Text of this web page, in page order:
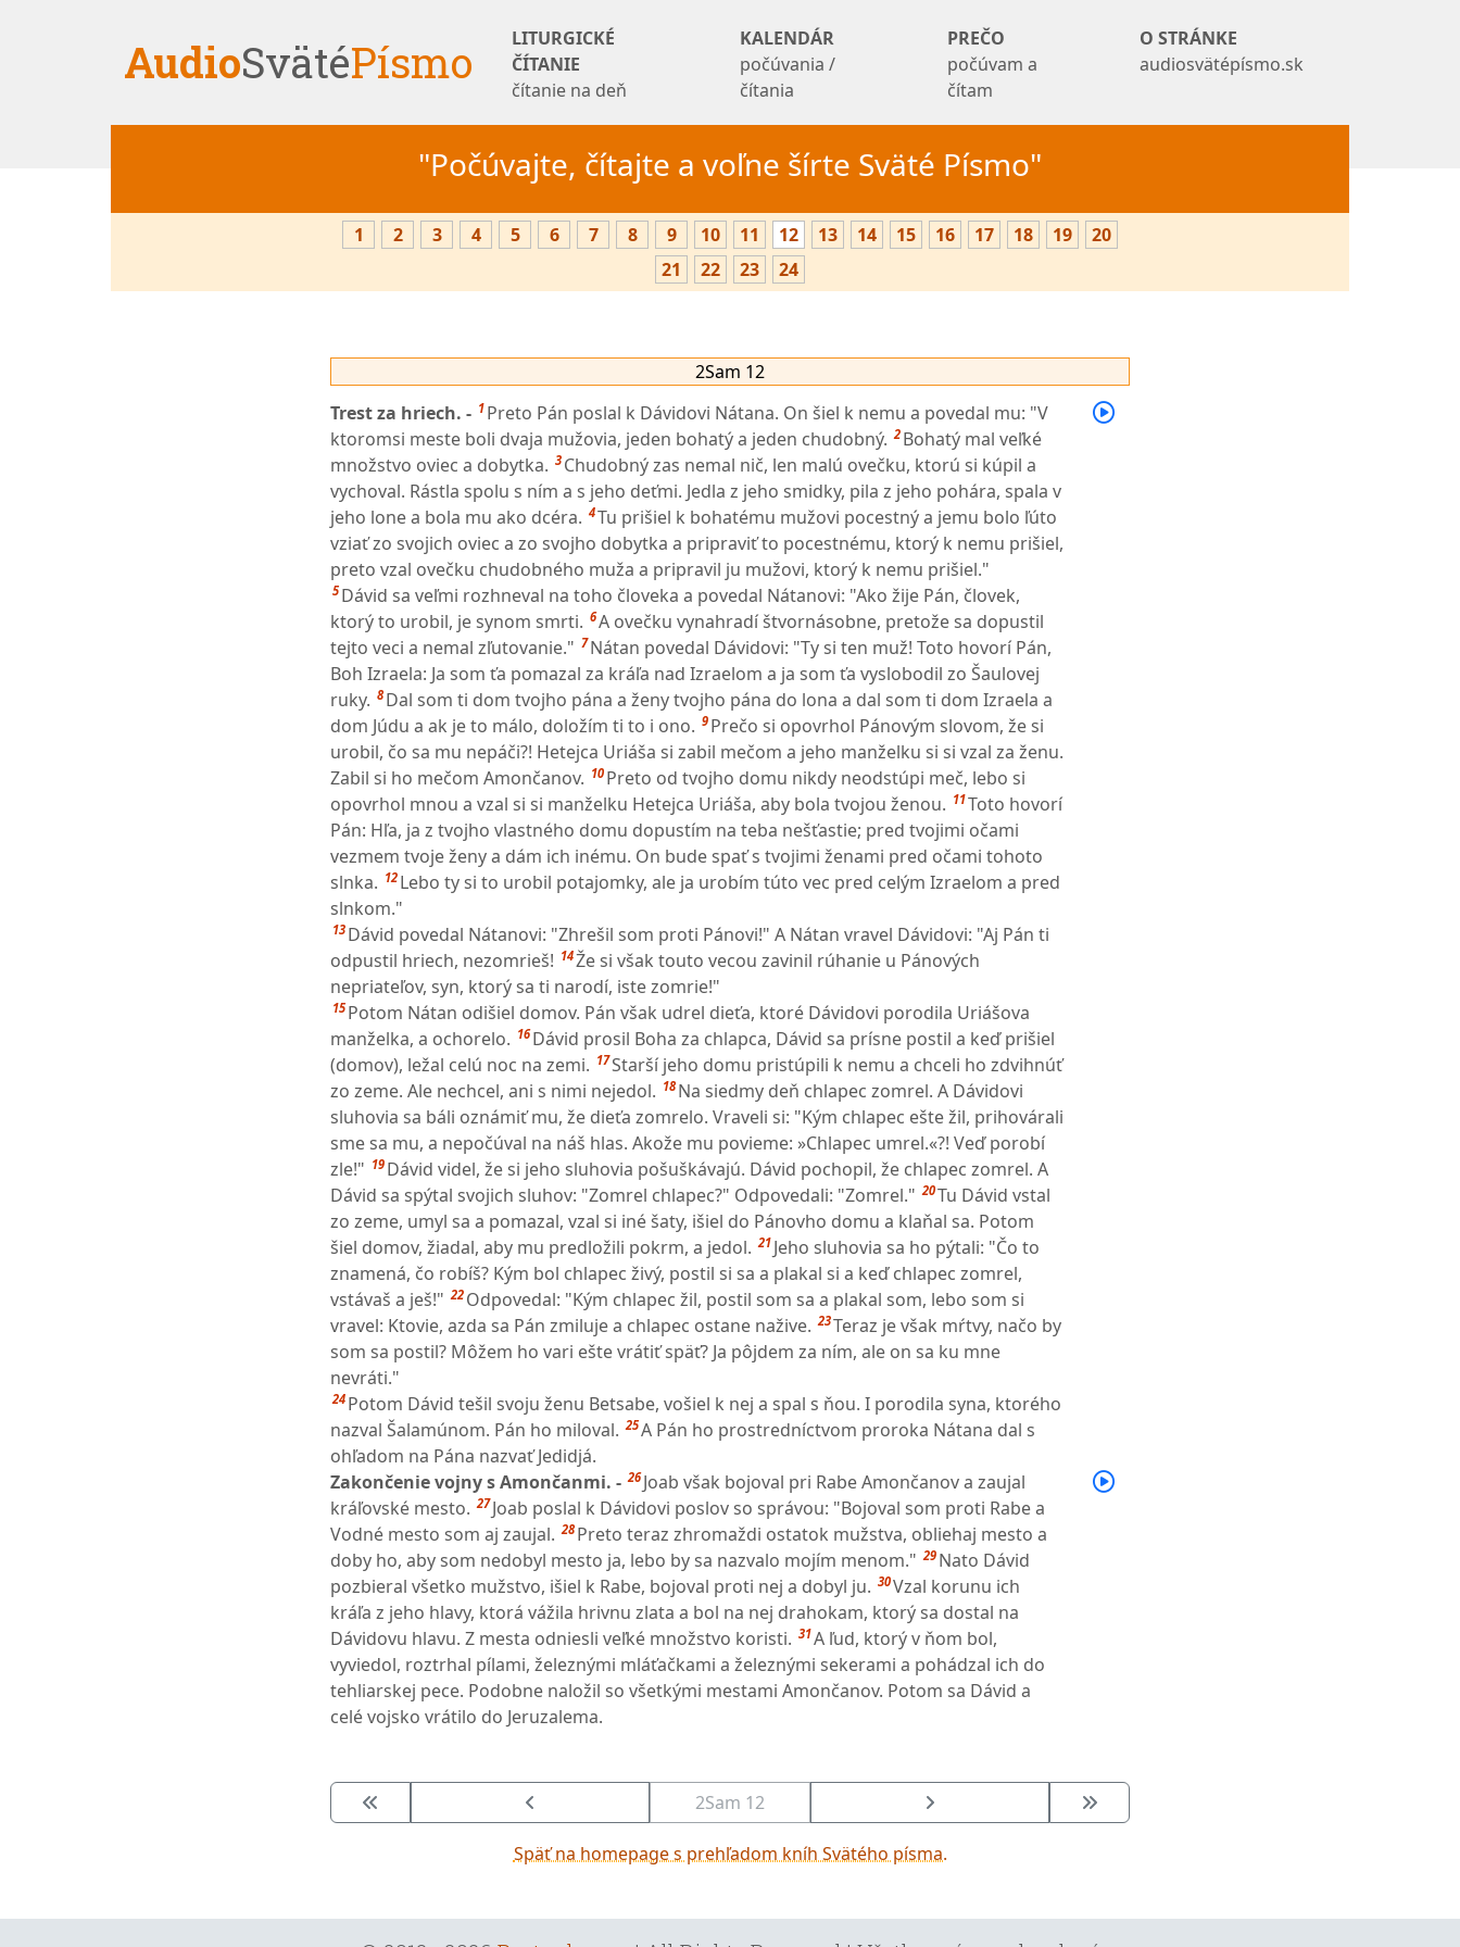
AudioSvätéPísmo
LITURGICKÉ
ČÍTANIE
čítanie na deň
KALENDÁR
počúvania /
čítania
PREČO
počúvam a
čítam
O STRÁNKE
audiosvätépísmo.sk
"Počúvajte, čítajte a voľne šírte Sväté Písmo"
1 2 3 4 5 6 7 8 9 10 11 12 13 14 15 16 17 18 19
20
21
22 23 24
2Sam 12
Trest za hriech. - 1 Preto Pán poslal k Dávidovi Nátana. On šiel k nemu a povedal mu: "V
ktoromsi meste boli dvaja mužovia, jeden bohatý a jeden chudobný. 2 Bohatý mal veľké
množstvo oviec a dobytka. 3 Chudobný zas nemal nič, len malú ovečku, ktorú si kúpil a
vychoval. Rástla spolu s ním a s jeho deťmi. Jedla z jeho smidky, pila z jeho pohára, spala v
jeho lone a bola mu ako dcéra. 4Tu prišiel k bohatému mužovi pocestný a jemu bolo ľúto
vziať zo svojich oviec a zo svojho dobytka a pripraviť to pocestnému, ktorý k nemu prišiel,
preto vzal ovečku chudobného muža a pripravil ju mužovi, ktorý k nemu prišiel."
5 Dávid sa veľmi rozhneval na toho človeka a povedal Nátanovi: "Ako žije Pán, človek,
ktorý to urobil, je synom smrti. 6A ovečku vynahradí štvornásobne, pretože sa dopustil
tejto veci a nemal zľutovanie." 7 Nátan povedal Dávidovi: "Ty si ten muž! Toto hovorí Pán,
Boh Izraela: Ja som ťa pomazal za kráľa nad Izraelom a ja som ťa vyslobodil zo Šaulovej
ruky. 8 Dal som ti dom tvojho pána a ženy tvojho pána do lona a dal som ti dom Izraela a
dom Júdu a ak je to málo, doložím ti to i ono. 9 Prečo si opovrhol Pánovým slovom, že si
urobil, čo sa mu nepáči?! Hetejca Uriáša si zabil mečom a jeho manželku si si vzal za ženu.
Zabil si ho mečom Amončanov. 10 Preto od tvojho domu nikdy neodstúpi meč, lebo si
opovrhol mnou a vzal si si manželku Hetejca Uriáša, aby bola tvojou ženou. 11Toto hovorí
Pán: Hľa, ja z tvojho vlastného domu dopustím na teba nešťastie; pred tvojimi očami
vezmem tvoje ženy a dám ich inému. On bude spať s tvojimi ženami pred očami tohoto
slnka. 12 Lebo ty si to urobil potajomky, ale ja urobím túto vec pred celým Izraelom a pred
slnkom."
13 Dávid povedal Nátanovi: "Zhrešil som proti Pánovi!" A Nátan vravel Dávidovi: "Aj Pán ti
odpustil hriech, nezomrieš! 14Že si však touto vecou zavinil rúhanie u Pánových
nepriateľov, syn, ktorý sa ti narodí, iste zomrie!"
15 Potom Nátan odišiel domov. Pán však udrel dieťa, ktoré Dávidovi porodila Uriášova
manželka, a ochorelo. 16 Dávid prosil Boha za chlapca, Dávid sa prísne postil a keď prišiel
(domov), ležal celú noc na zemi. 17Starší jeho domu pristúpili k nemu a chceli ho zdvihnúť
zo zeme. Ale nechcel, ani s nimi nejedol. 18 Na siedmy deň chlapec zomrel. A Dávidovi
sluhovia sa báli oznámiť mu, že dieťa zomrelo. Vraveli si: "Kým chlapec ešte žil, prihovárali
sme sa mu, a nepočúval na náš hlas. Akože mu povieme: »Chlapec umrel.«?! Veď porobí
zle!" 19 Dávid videl, že si jeho sluhovia pošuškávajú. Dávid pochopil, že chlapec zomrel. A
Dávid sa spýtal svojich sluhov: "Zomrel chlapec?" Odpovedali: "Zomrel." 20Tu Dávid vstal
zo zeme, umyl sa a pomazal, vzal si iné šaty, išiel do Pánovho domu a klaňal sa. Potom
šiel domov, žiadal, aby mu predložili pokrm, a jedol. 21 Jeho sluhovia sa ho pýtali: "Čo to
znamená, čo robíš? Kým bol chlapec živý, postil si sa a plakal si a keď chlapec zomrel,
vstávaš a ješ!" 22 Odpovedal: "Kým chlapec žil, postil som sa a plakal som, lebo som si
vravel: Ktovie, azda sa Pán zmiluje a chlapec ostane nažive. 23Teraz je však mŕtvy, načo by
som sa postil? Môžem ho vari ešte vrátiť späť? Ja pôjdem za ním, ale on sa ku mne
nevráti."
24 Potom Dávid tešil svoju ženu Betsabe, vošiel k nej a spal s ňou. I porodila syna, ktorého
nazval Šalamúnom. Pán ho miloval. 25A Pán ho prostredníctvom proroka Nátana dal s
ohľadom na Pána nazvať Jedidjá.
Zakončenie vojny s Amončanmi. - 26 Joab však bojoval pri Rabe Amončanov a zaujal
kráľovské mesto. 27 Joab poslal k Dávidovi poslov so správou: "Bojoval som proti Rabe a
Vodné mesto som aj zaujal. 28 Preto teraz zhromaždi ostatok mužstva, obliehaj mesto a
doby ho, aby som nedobyl mesto ja, lebo by sa nazvalo mojím menom." 29 Nato Dávid
pozbieral všetko mužstvo, išiel k Rabe, bojoval proti nej a dobyl ju. 30Vzal korunu ich
kráľa z jeho hlavy, ktorá vážila hrivnu zlata a bol na nej drahokam, ktorý sa dostal na
Dávidovu hlavu. Z mesta odniesli veľké množstvo koristi. 31A ľud, ktorý v ňom bol,
vyviedol, roztrhal pílami, železnými mláťačkami a železnými sekerami a pohádzal ich do
tehliarskej pece. Podobne naložil so všetkými mestami Amončanov. Potom sa Dávid a
celé vojsko vrátilo do Jeruzalema.
2Sam 12
Späť na homepage s prehľadom kníh Svätého písma.